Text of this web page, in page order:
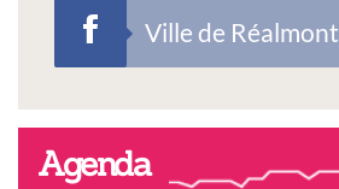
Ville de Réalmont
Agenda